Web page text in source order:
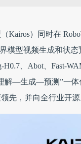
Kairos）同时在
模型视频生成和状
H0.7、Abot、Fast-
—生成—预测”一体
先，并向全行业开源